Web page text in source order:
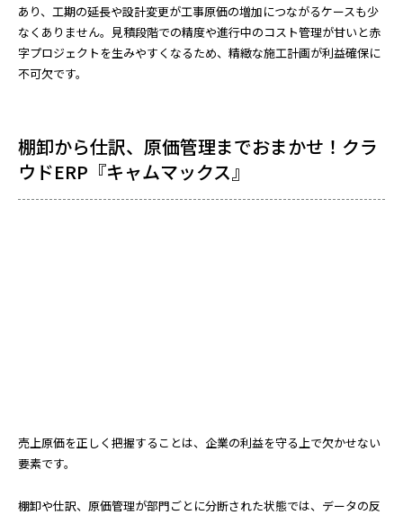
あり、工期の延長や設計変更が工事原価の増加につながるケースも少
なくありません。見積段階での精度や進行中のコスト管理が甘いと赤
字プロジェクトを生みやすくなるため、精緻な施工計画が利益確保に
不可欠です。
棚卸から仕訳、原価管理までおまかせ！クラ
ウドERP『キャムマックス』
売上原価を正しく把握することは、企業の利益を守る上で欠かせない
要素です。
棚卸や仕訳、原価管理が部門ごとに分断された状態では、データの反